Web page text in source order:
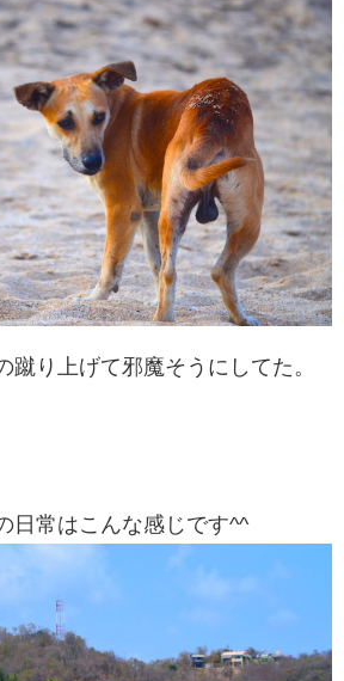
蹴り上げて邪魔そうにしてた。
日常はこんな感じです^^